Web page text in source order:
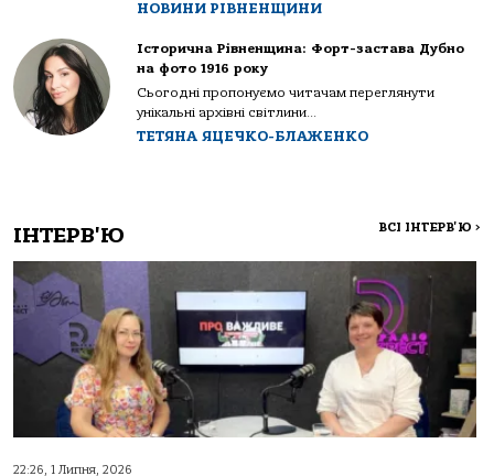
НОВИНИ РІВНЕНЩИНИ
Історична Рівненщина: Форт-застава Дубно
на фото 1916 року
Сьогодні пропонуємо читачам переглянути
унікальні архівні світлини...
ТЕТЯНА ЯЦЕЧКО-БЛАЖЕНКО
ІНТЕРВ'Ю ВСІ ІНТЕРВ'Ю >
22:26, 1 Липня, 2026